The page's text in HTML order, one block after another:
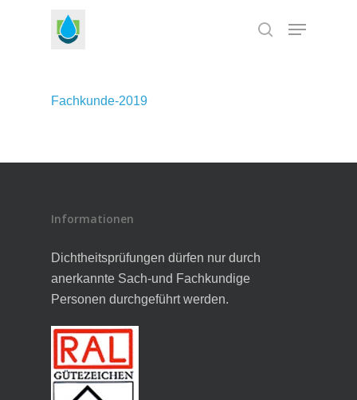
search
Menu
Fachkunde-2019
Informationen
Dichtheitsprüfungen dürfen nur durch
anerkannte Sach-und Fachkundige
Personen durchgeführt werden.